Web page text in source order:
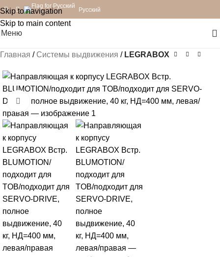
Skip to navigation
Skip to main content
Русский
Меню
Главная Системы выдвижения LEGRABOX
Нажмите, чтобы увеличить